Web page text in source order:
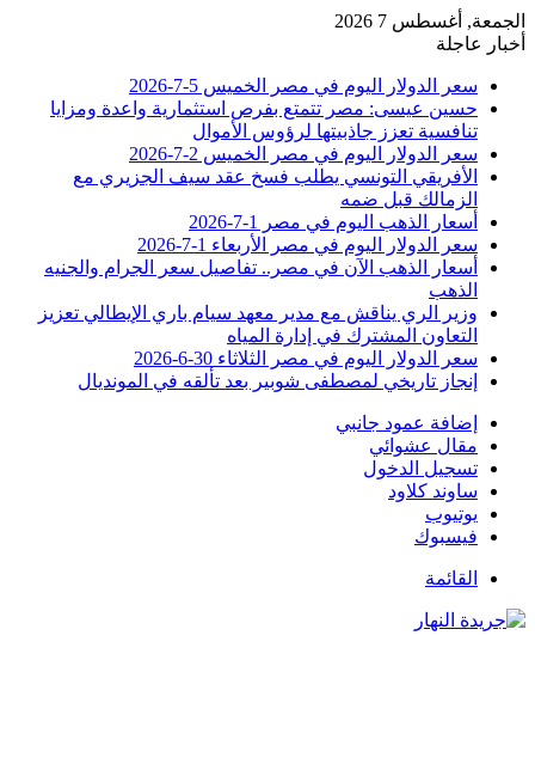
الجمعة, أغسطس 7 2026
أخبار عاجلة
سعر الدولار اليوم في مصر الخميس 5-7-2026
حسين عيسى: مصر تتمتع بفرص استثمارية واعدة ومزايا
تنافسية تعزز جاذبيتها لرؤوس الأموال
سعر الدولار اليوم في مصر الخميس 2-7-2026
الأفريقي التونسي يطلب فسخ عقد سيف الجزيري مع
الزمالك قبل ضمه
أسعار الذهب اليوم في مصر 1-7-2026
سعر الدولار اليوم في مصر الأربعاء 1-7-2026
أسعار الذهب الآن في مصر.. تفاصيل سعر الجرام والجنيه
الذهب
وزير الري يناقش مع مدير معهد سيام باري الإيطالي تعزيز
التعاون المشترك في إدارة المياه
سعر الدولار اليوم في مصر الثلاثاء 30-6-2026
إنجاز تاريخي لمصطفى شوبير بعد تألقه في المونديال
إضافة عمود جانبي
مقال عشوائي
تسجيل الدخول
ساوند كلاود
يوتيوب
فيسبوك
القائمة